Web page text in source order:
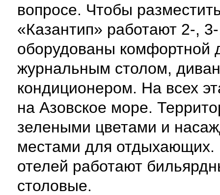
вопросе. Чтобы
«Казантип» работают 2-,
оборудованы комфортной
журнальным столом,
кондиционером. На всех
на Азовское море.
зелеными цветами и
местами для отдыхающих.
отелей работают
столовые.